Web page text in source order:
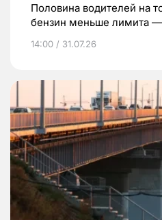
Половина водителей на
бензин меньше лимита
14:00 / 31.07.26